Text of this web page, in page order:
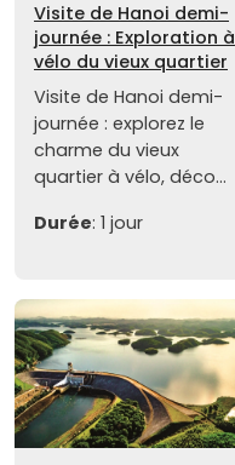
Visite de Hanoi demi-
journée : Exploration à
vélo du vieux quartier
Visite de Hanoi demi-
journée : explorez le
charme du vieux
quartier à vélo, déco...
Durée: 1 jour